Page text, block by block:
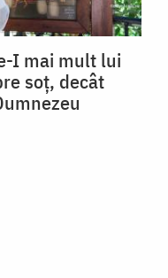
I mai mult lui
soț, decât